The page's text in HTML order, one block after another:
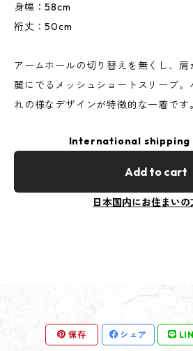
身幅：58cm
裄丈：50cm
アームホールの切り替えを無くし、
麗にでるメッシュショートスリーブ
れの様なデザインが特徴的な一着です。
International shipping
Add to cart
日本国内にお住まいの
保存 シェア